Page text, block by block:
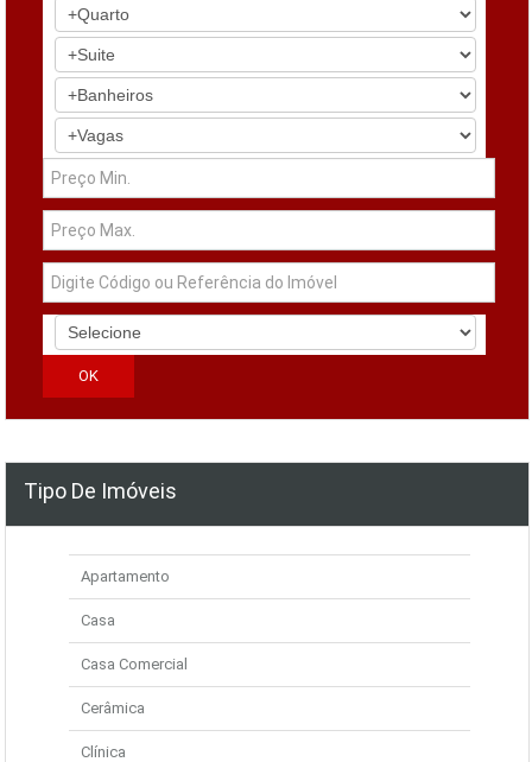
Tipo De Imóveis
Apartamento
Casa
Casa Comercial
Cerâmica
Clínica